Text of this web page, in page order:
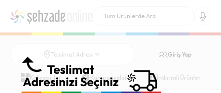
Teslimat Adresi Giriş Yap
Kategoriler Kampanyalar İndirimli Ürünler